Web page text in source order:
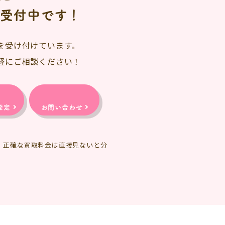
付中です！
け付けています。
ご相談ください！
定 お問い合わせ
確な買取料金は直接見ないと分